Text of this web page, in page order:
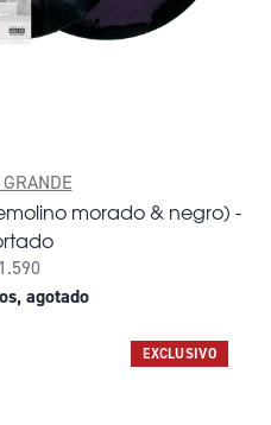
morado & negro) -
agotado
EXCLUSIVO